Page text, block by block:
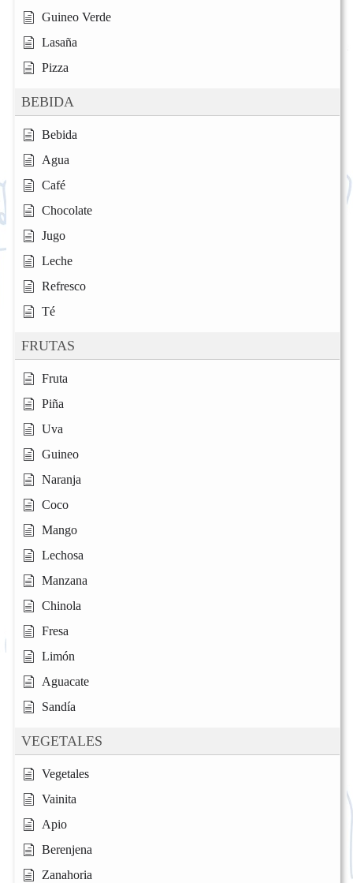
Guineo Verde
Lasaña
Pizza
BEBIDA
Bebida
Agua
Café
Chocolate
Jugo
Leche
Refresco
Té
FRUTAS
Fruta
Piña
Uva
Guineo
Naranja
Coco
Mango
Lechosa
Manzana
Chinola
Fresa
Limón
Aguacate
Sandía
VEGETALES
Vegetales
Vainita
Apio
Berenjena
Zanahoria